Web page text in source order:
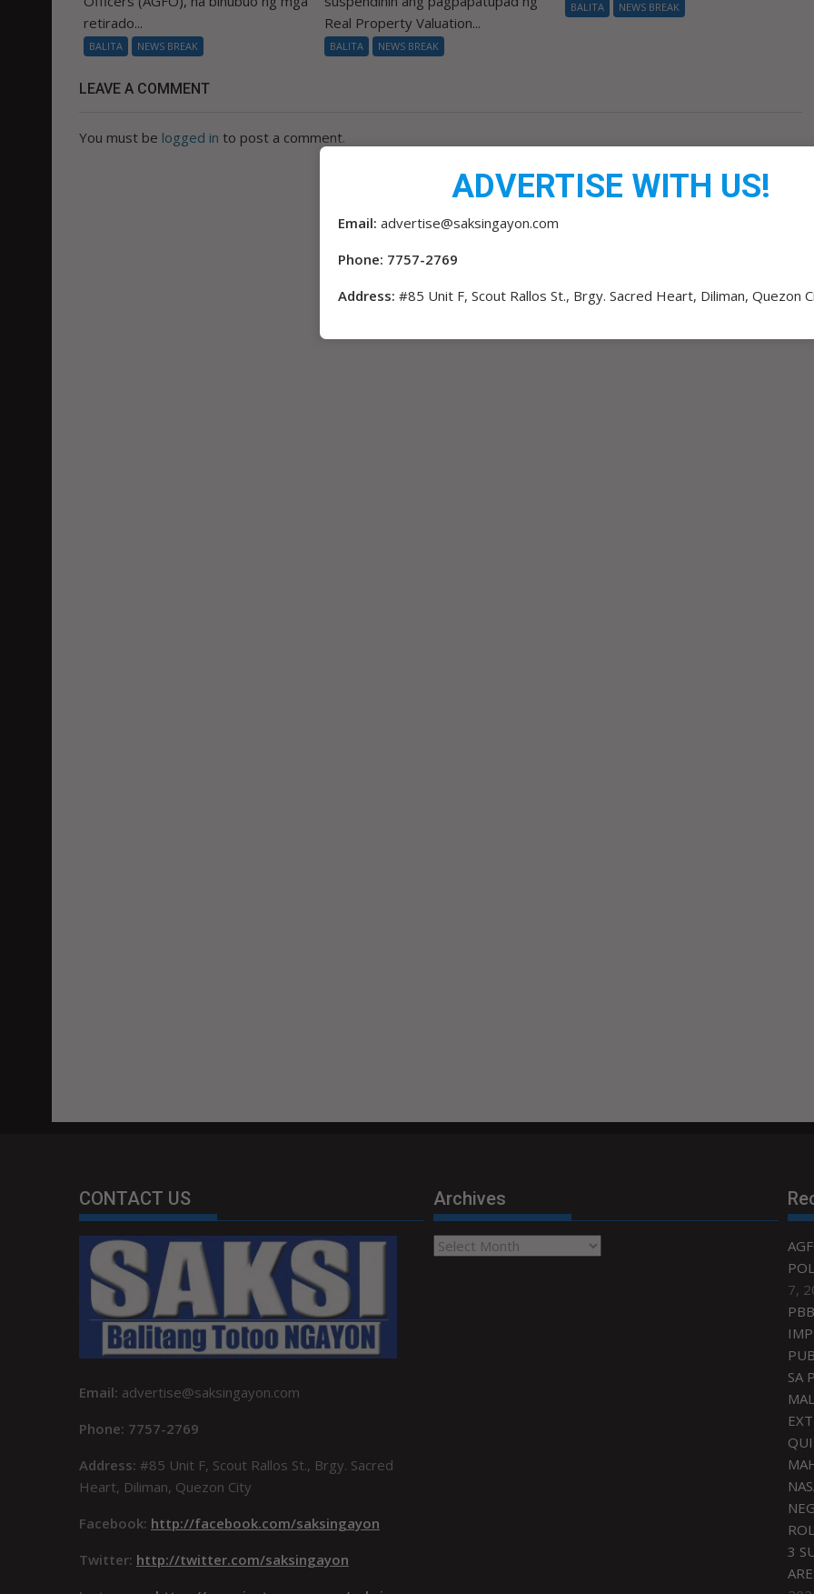
retirado...
BALITA NEWS BREAK
Real Property Valuation...
BALITA NEWS BREAK
BALITA NEWS BREAK
LEAVE A COMMENT
You must be logged in to post a comment.
CONTACT US
Email: advertise@saksingayon.com
Phone: 7757-2769
Address: #85 Unit F, Scout Rallos St., Brgy. Sacred
Heart, Diliman, Quezon City
Facebook: http://facebook.com/saksingayon
Twitter: http://twitter.com/saksingayon
Archives
Archives
7,
SA
3
ADVERTISE WITH US!
Email: advertise@saksingayon.com
Phone: 7757-2769
Address: #85 Unit F, Scout Rallos St., Brgy. Sacred Heart, Diliman, Quezon